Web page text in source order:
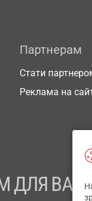
Партнерам
Стати
Реклама на
ДЛЯ